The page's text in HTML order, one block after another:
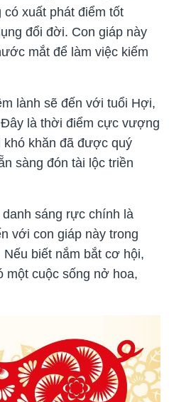
xuất phát điểm tốt
đổi đời. Con giáp này
mắt để làm việc kiếm
lành sẽ đến với tuổi Hợi,
là thời điểm cực vượng
khó khăn đã được quý
sàng đón tài lộc triền
sáng rực chính là
với con giáp này trong
biết nắm bắt cơ hội,
một cuộc sống nở hoa,